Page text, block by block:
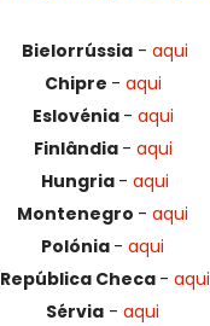
Bielorrússia- aqui
Chipre - aqui
Eslovénia - aqui
Finlândia - aqui
Hungria - aqui
Montenegro - aqui
Polónia - aqui
República Checa - aqui
Sérvia - aqui